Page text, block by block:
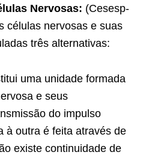
Nervosas: (Cesesp-
células nervosas e suas
três alternativas:
uma unidade formada
e seus
do impulso
à outra é feita através de
existe continuidade de